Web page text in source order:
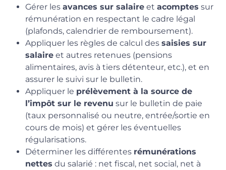
Gérer les avances sur salaire et acomptes sur
rémunération en respectant le cadre légal
(plafonds, calendrier de remboursement).
Appliquer les règles de calcul des saisies sur
salaire et autres retenues (pensions
alimentaires, avis à tiers détenteur, etc.), et en
assurer le suivi sur le bulletin.
Appliquer le prélèvement à la source de
l’impôt sur le revenu sur le bulletin de paie
(taux personnalisé ou neutre, entrée/sortie en
cours de mois) et gérer les éventuelles
régularisations.
Déterminer les différentes rémunérations
nettes du salarié : net fiscal, net social, net à